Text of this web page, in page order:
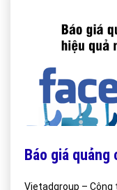
Báo giá quảng
Vietadgroup –